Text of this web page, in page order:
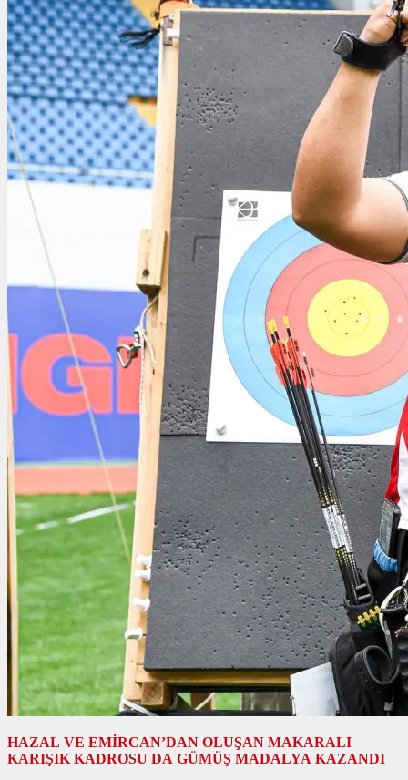
HAZAL VE EMİRCAN’DAN OLUŞAN MAKARALI
KARIŞIK KADROSU DA GÜMÜŞ MADALYA KAZANDI